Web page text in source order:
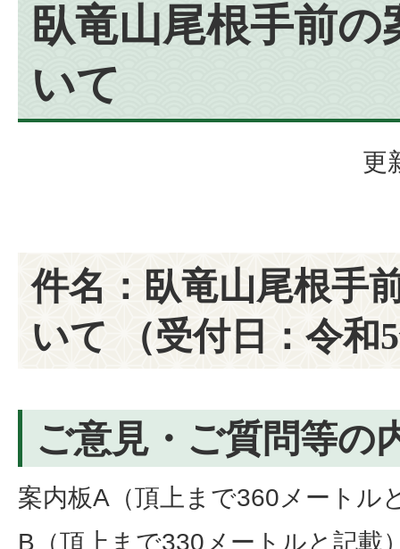
臥竜山尾根手前
いて
更
件名：臥竜山尾根手
いて （受付日：令和
ご意見・ご質問等の
案内板A（頂上まで360メートル
B（頂上まで330メートルと記載